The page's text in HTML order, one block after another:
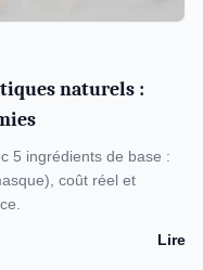
naturels :
5 ingrédients de base :
coût réel et
Lire